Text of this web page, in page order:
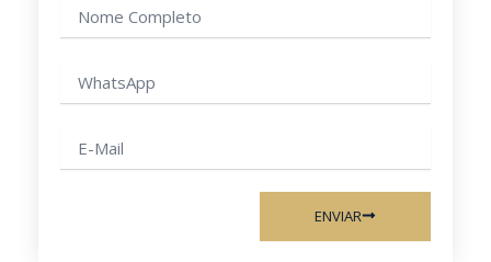
completo
mail
ENVIAR